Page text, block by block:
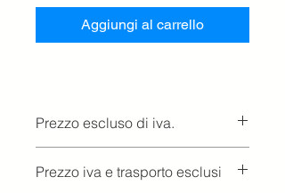
Aggiungi al carrello
Prezzo escluso di iva.
Prezzo iva e trasporto esclusi